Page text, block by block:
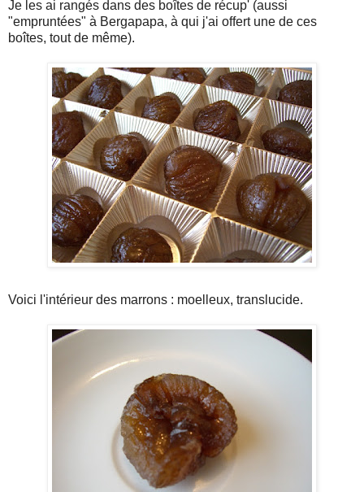
Je les ai rangés dans des boîtes de récup' (aussi
"empruntées" à Bergapapa, à qui j'ai offert une de ces
boîtes, tout de même).
Voici l'intérieur des marrons : moelleux, translucide.